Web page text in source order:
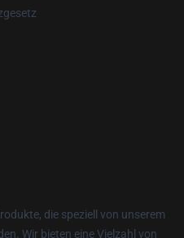
die speziell von unserem
Wir bieten eine Vielzahl von